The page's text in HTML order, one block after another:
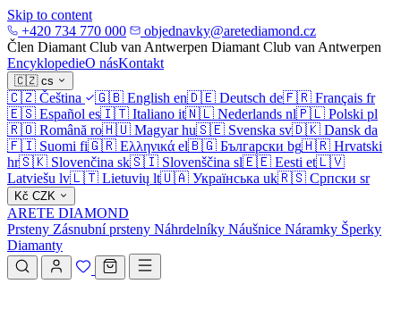
Skip to content
+420 734 770 000
objednavky@aretediamond.cz
Člen Diamant Club van Antwerpen Diamant Club van Antwerpen
EncyklopedieO násKontakt
🇨🇿 cs
🇨🇿 Čeština 🇬🇧 English en🇩🇪 Deutsch de🇫🇷 Français fr
🇪🇸 Español es🇮🇹 Italiano it🇳🇱 Nederlands nl🇵🇱 Polski pl
🇷🇴 Română ro🇭🇺 Magyar hu🇸🇪 Svenska sv🇩🇰 Dansk da
🇫🇮 Suomi fi🇬🇷 Ελληνικά el🇧🇬 Български bg🇭🇷 Hrvatski
hr🇸🇰 Slovenčina sk🇸🇮 Slovenščina sl🇪🇪 Eesti et🇱🇻
Latviešu lv🇱🇹 Lietuvių lt🇺🇦 Українська uk🇷🇸 Српски sr
Kč CZK
ARETE DIAMOND
Prsteny Zásnubní prsteny Náhrdelníky Náušnice Náramky Šperky
Diamanty